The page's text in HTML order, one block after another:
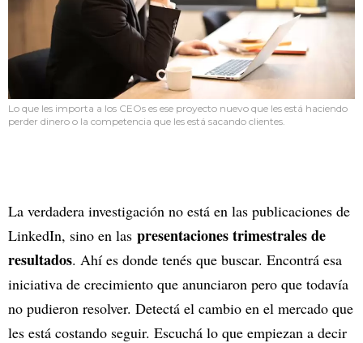
Lo que les importa a los CEOs es ese proyecto nuevo que les está haciendo
perder dinero o la competencia que les está sacando clientes.
La verdadera investigación no está en las publicaciones de
LinkedIn, sino en las presentaciones trimestrales de
resultados. Ahí es donde tenés que buscar. Encontrá esa
iniciativa de crecimiento que anunciaron pero que todavía
no pudieron resolver. Detectá el cambio en el mercado que
les está costando seguir. Escuchá lo que empiezan a decir